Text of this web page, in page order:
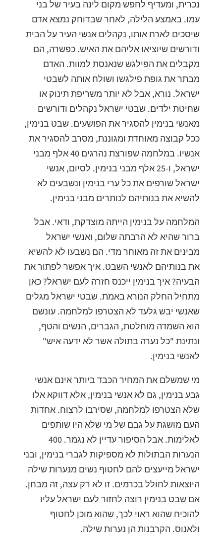
נכרית, ומעדיף לחפש מקום לינה בעיר של בני
עמו. באמצע הלילה, לאחר שבדוחק נמצא אדם
שיסכים לארח אותו, נקהלים אנשי העיר על הבית
ודורשים שיוציאו אליהם את האיש. כפשרה, הם
מקבלים את הפילגש שנאנסת למוות. האדם
מבתר את גופת פילגשו ושולח אותה לשבטי
ישראל. נורא, אבל לא יותר משריפת תינוק או
שחיטת ילדים. שבטי ישראל נקהלים ודורשים
מאנשי בנימין להסגיר את הפושעים. שבט בנימין,
ככל קבוצה מאוחדת ומגוננת, מסרב להסגיר את
אנשיו. במלחמה שפורצת נהרגים 40 אלף מבני
ישראל, ו-25 אלף מבני בנימין. לסיום, אנשי
ישראל שורפים את כל ערי בנימין ונשבעים לא
להשיא את בנותיהם לנותרים מבני בנימין.
המלחמה על בנימין הייתה מוצדקת, ודאי. אבל
ברור שהיא לא הרבתה שלום, ואנשי ישראל
מבינים את זה מאוחר מדי. הם נשבעו לא להשיא
את בנותיהם לאנשי השבט. איך אפשר לפתור את
הבעיה? איך בנימין ייכנס חזרה לעם ישראל? כאן
מתחיל החלק הנורא באמת. שבטי ישראל מגלים
שאנשי יבש גלעד לא הצטרפו למלחמה. עונשם
הוא השמדה מוחלטת, הגברים, הנשים והטף,
ונתינת "כל נערה בתולה אשר לא ידעה איש"
לאנשי בנימין.
מי שמשלם את המחיר הכבד ביותר אינם אנשי
גבע בנימין, גם לא אנשי בנימין, אלא דווקא אלו
שלא הצטרפו למלחמה, שסירבו לרצוח. אחדות
העם מושגת על גבם של מי שלא היו שותפים
לאלימות. אבל הסיפור עדיין לא נגמר. 400
הנערות הבתולות לא מספיקות לגברי בנימין, ובני
ישראל מייעצים להם לחטוף נשים מנערות שילה
היוצאות לחולל בכרמים. זו לא רק עצה, זה מבחן.
אם שבט בנימין רוצה לחזור לעם ישראל עליו
להוכיח שהוא ראוי לכך, שהוא מוכן לחטוף
ולאנוס. הקרבנות הן נערות שילה.